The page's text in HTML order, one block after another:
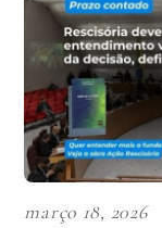
março 18, 2026